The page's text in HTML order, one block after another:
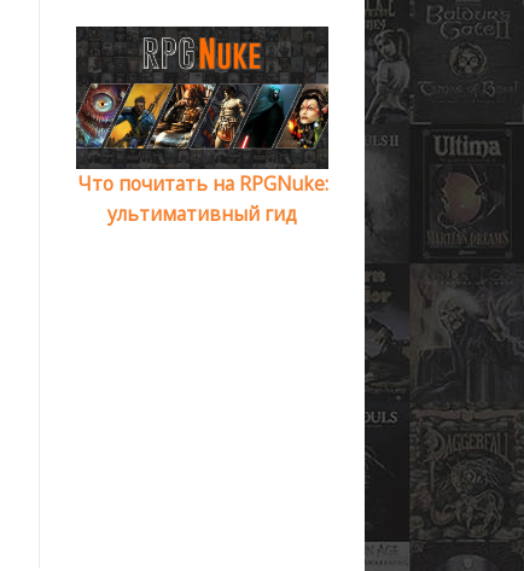
Что почитать на RPGNuke:
ультимативный гид